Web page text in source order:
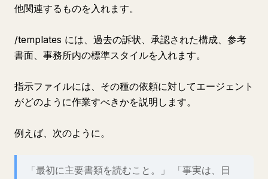
他関連するものを入れます。
/templates には、過去の訴状、承認された構成、参考
書面、事務所内の標準スタイルを入れます。
指示ファイルには、その種の依頼に対してエージェント
がどのように作業すべきかを説明します。
例えば、次のように。
「最初に主要書類を読むこと。」 「事実は、日